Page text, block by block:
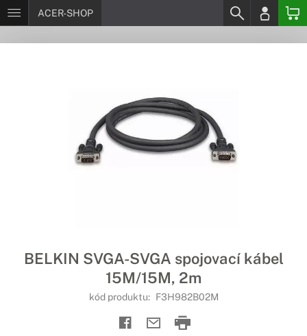
ACER-SHOP
BELKIN SVGA-SVGA spojovací kábel
15M/15M, 2m
kód produktu: F3H982B02M